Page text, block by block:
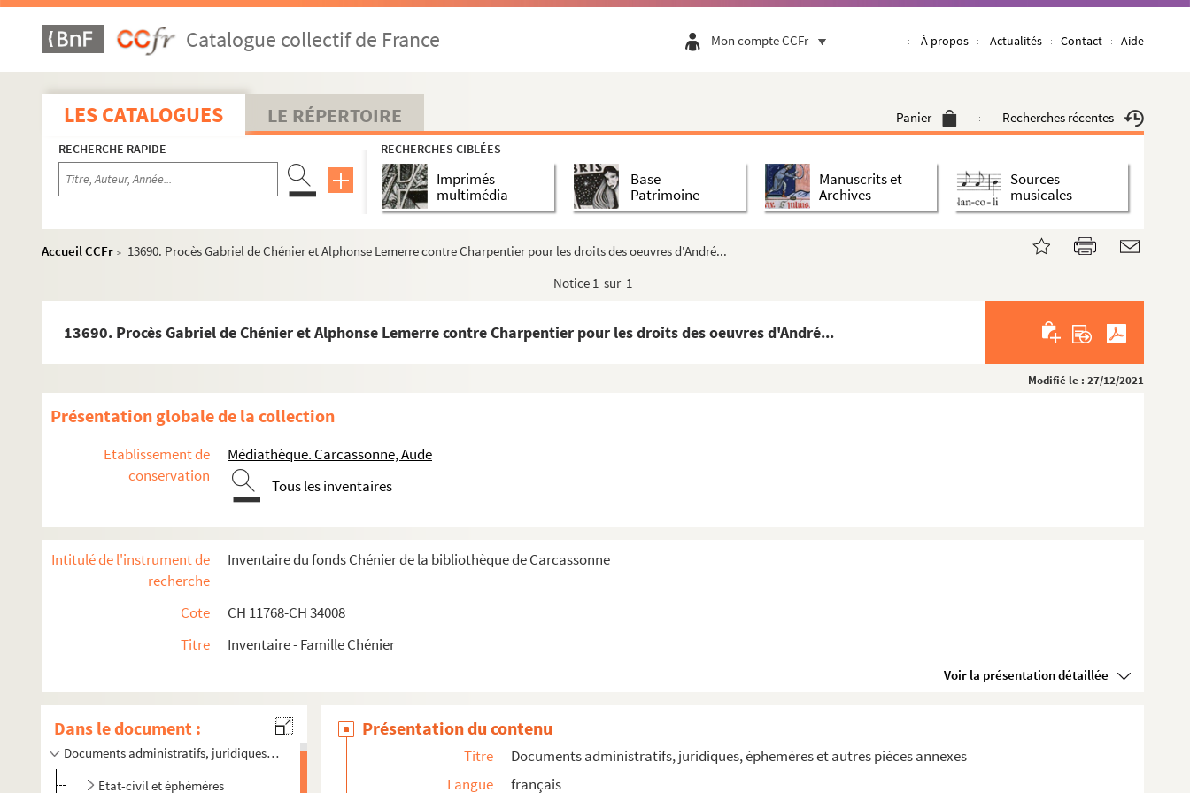
Catalogue collectif de France Mon compte CCFr À propos Actualités Contact Aide
LES CATALOGUES LE RÉPERTOIRE Panier Recherches récentes
RECHERCHE RAPIDE RECHERCHES CIBLÉES
Imprimés
multimédia
Base
Patrimoine
Manuscrits et
Archives
Sources
musicales
Accueil CCFr >
13690. Procès Gabriel de Chénier et Alphonse Lemerre contre Charpentier pour les droits des oeuvres d'André...
Notice 1 sur 1
13690. Procès Gabriel de Chénier et Alphonse Lemerre contre Charpentier pour les droits des oeuvres d'André...
Modifié le : 27/12/2021
Présentation globale de la collection
Etablissement de
conservation
Médiathèque. Carcassonne, Aude
Tous les inventaires
Intitulé de l'instrument de
recherche
Inventaire du fonds Chénier de la bibliothèque de Carcassonne
Cote
CH 11768-CH 34008
Titre
Inventaire - Famille Chénier
Voir la présentation détaillée
Dans le document :
Documents administratifs, juridiques, éphemères et autres pièces annexes
Etat-civil et éphèmères
Présentation du contenu
Titre
Documents administratifs, juridiques, éphemères et autres pièces annexes
Langue
français